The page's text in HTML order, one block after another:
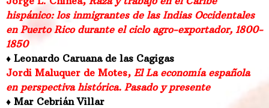
hispánico: los inmigrantes de las Indias Occidentales
en Puerto Rico durante el ciclo agro-exportador, 1800-
1850
♦ Leonardo Caruana de las Cagigas
Jordi Maluquer de Motes, El La economía española
en perspectiva histórica. Pasado y presente
♦ Mar Cebrián Villar